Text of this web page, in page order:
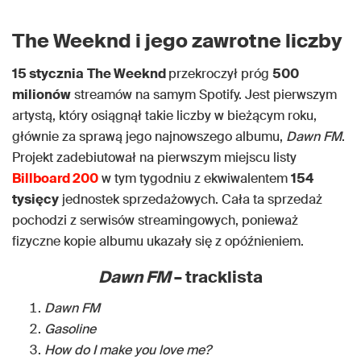
The Weeknd i jego zawrotne liczby
15 stycznia The Weekndprzekroczył próg 500
milionówstreamów na samym Spotify. Jest pierwszym
artystą, który osiągnął takie liczby w bieżącym roku,
głównie za sprawą jego najnowszego albumu, Dawn FM.
Projekt zadebiutował na pierwszym miejscu listy
Billboard 200w tym tygodniu z ekwiwalentem154
tysięcy jednostek sprzedażowych. Cała ta sprzedaż
pochodzi z serwisów streamingowych, ponieważ
fizyczne kopie albumu ukazały się z opóźnieniem.
Dawn FM– tracklista
Dawn FM
Gasoline
How do I make you love me?